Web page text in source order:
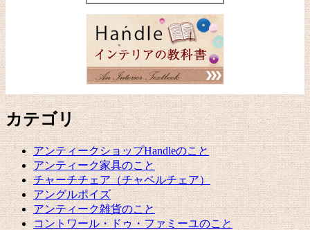
カテゴリ
アンティークショップHandleのこと
アンティーク家具のこと
チャーチチェア（チャペルチェア）
アングルポイズ
アンティーク雑貨のこと
コントワール・ドゥ・ファミーユのこと